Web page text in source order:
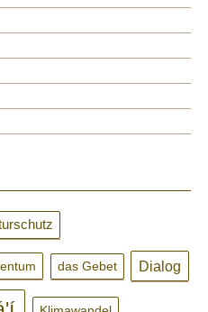
das Gebet Dialog